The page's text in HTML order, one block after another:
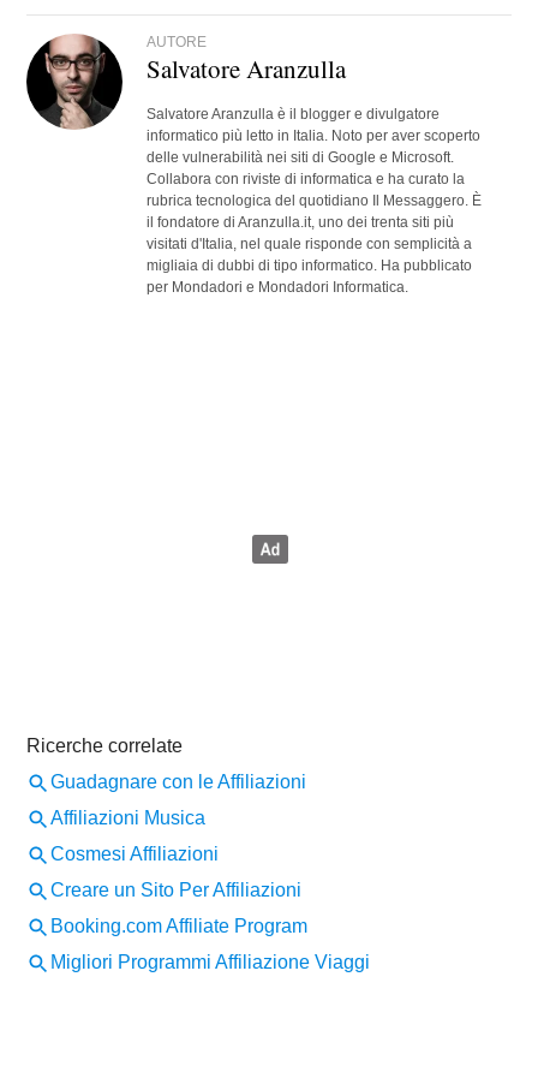
AUTORE
Salvatore Aranzulla
Salvatore Aranzulla è il blogger e divulgatore
informatico più letto in Italia. Noto per aver scoperto
delle vulnerabilità nei siti di Google e Microsoft.
Collabora con riviste di informatica e ha curato la
rubrica tecnologica del quotidiano Il Messaggero. È
il fondatore di Aranzulla.it, uno dei trenta siti più
visitati d'Italia, nel quale risponde con semplicità a
migliaia di dubbi di tipo informatico. Ha pubblicato
per Mondadori e Mondadori Informatica.